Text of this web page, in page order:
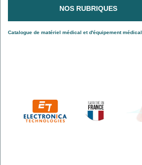
NOS RUBRIQUES
Catalogue de matériel médical et d'équipement médical